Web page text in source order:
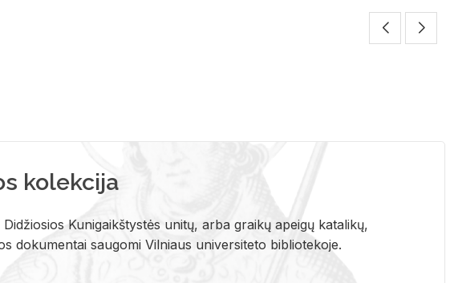
kolekcija
Didžiosios Kunigaikštystės unitų, arba graikų apeigų katalikų,
dokumentai saugomi Vilniaus universiteto bibliotekoje.